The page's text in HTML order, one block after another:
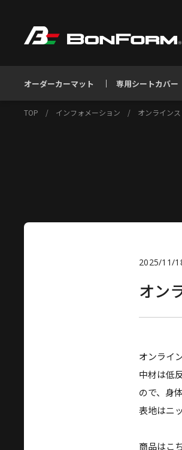
オーダーカーマット 専用シートカバー
TOP / インフォメーション / オンライン
2025/11/
オン
オンライ
中材は低
ので、身
表地はニ
商品はこ